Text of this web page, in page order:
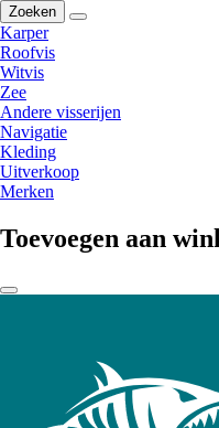
Zoeken
Karper
Roofvis
Witvis
Zee
Andere visserijen
Navigatie
Kleding
Uitverkoop
Merken
Toevoegen aan